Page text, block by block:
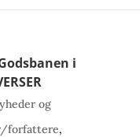
i
og
forfattere,